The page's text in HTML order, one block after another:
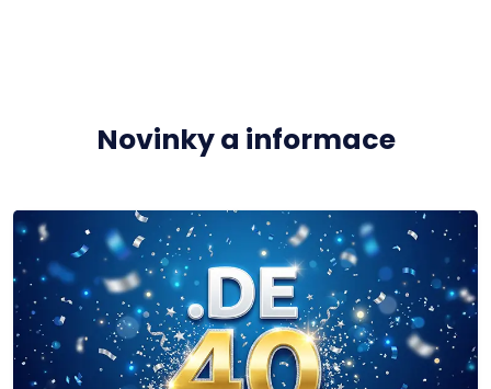
Novinky a informace